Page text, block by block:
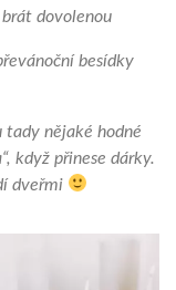
dovolenou
besídky
tady nějaké hodné
když přinese dárky.
dveřmi